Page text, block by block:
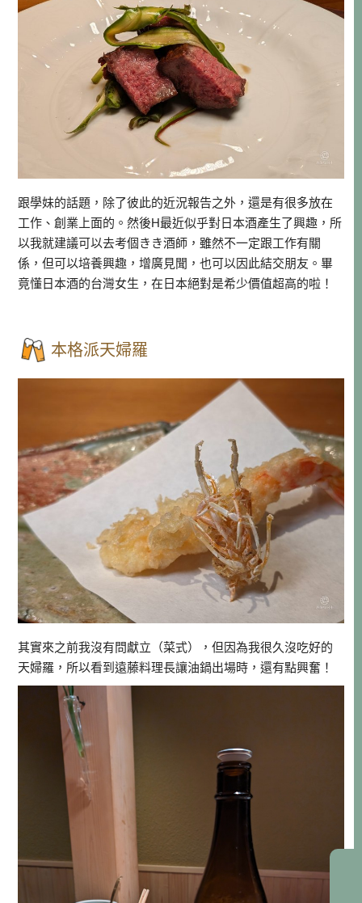
跟學妹的話題，除了彼此的近況報告之外，還是有很多放在
工作、創業上面的。然後H最近似乎對日本酒產生了興趣，所
以我就建議可以去考個きき酒師，雖然不一定跟工作有關
係，但可以培養興趣，增廣見聞，也可以因此結交朋友。畢
竟懂日本酒的台灣女生，在日本絕對是希少價值超高的啦！
本格派天婦羅
其實來之前我沒有問獻立（菜式），但因為我很久沒吃好的
天婦羅，所以看到遠藤料理長讓油鍋出場時，還有點興奮！